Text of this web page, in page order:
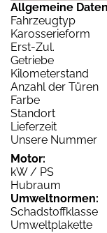
Allgemeine
Fahrzeugtyp
Karosserieform
Erst-Zul.
Getriebe
Kilometerstand
Anzahl der Türen
Farbe
Standort
Lieferzeit
Unsere Nummer
Motor:
kW / PS
Hubraum
Umweltnormen:
Schadstoffklasse
Umweltplakette